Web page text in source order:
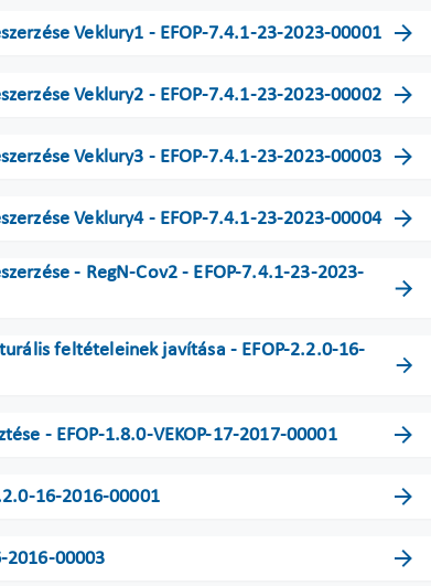
Veklury1 - EFOP-7.4.1-23-2023-00001
Veklury2 - EFOP-7.4.1-23-2023-00002
Veklury3 - EFOP-7.4.1-23-2023-00003
Veklury4 - EFOP-7.4.1-23-2023-00004
- RegN-Cov2 - EFOP-7.4.1-23-2023-
feltételeinek javítása - EFOP-2.2.0-16-
- EFOP-1.8.0-VEKOP-17-2017-00001
16-2016-00001
2016-00003